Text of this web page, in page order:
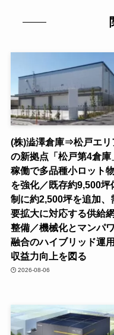
(株)澁澤倉庫⇒松戸エリ
の新拠点「松戸第4倉庫
稼働で多品種小ロット
を強化／既存約9,500坪
制に約2,500坪を追加、
要拡大に対応する供給
整備／機械化とマンパ
融合のハイブリッド運
収益力向上を図る
2026-08-06